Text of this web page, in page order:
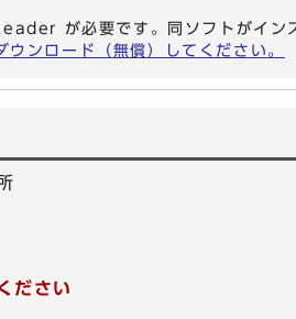
が必要です。同ソフトがイン
ンロード（無償）してください。
ださい